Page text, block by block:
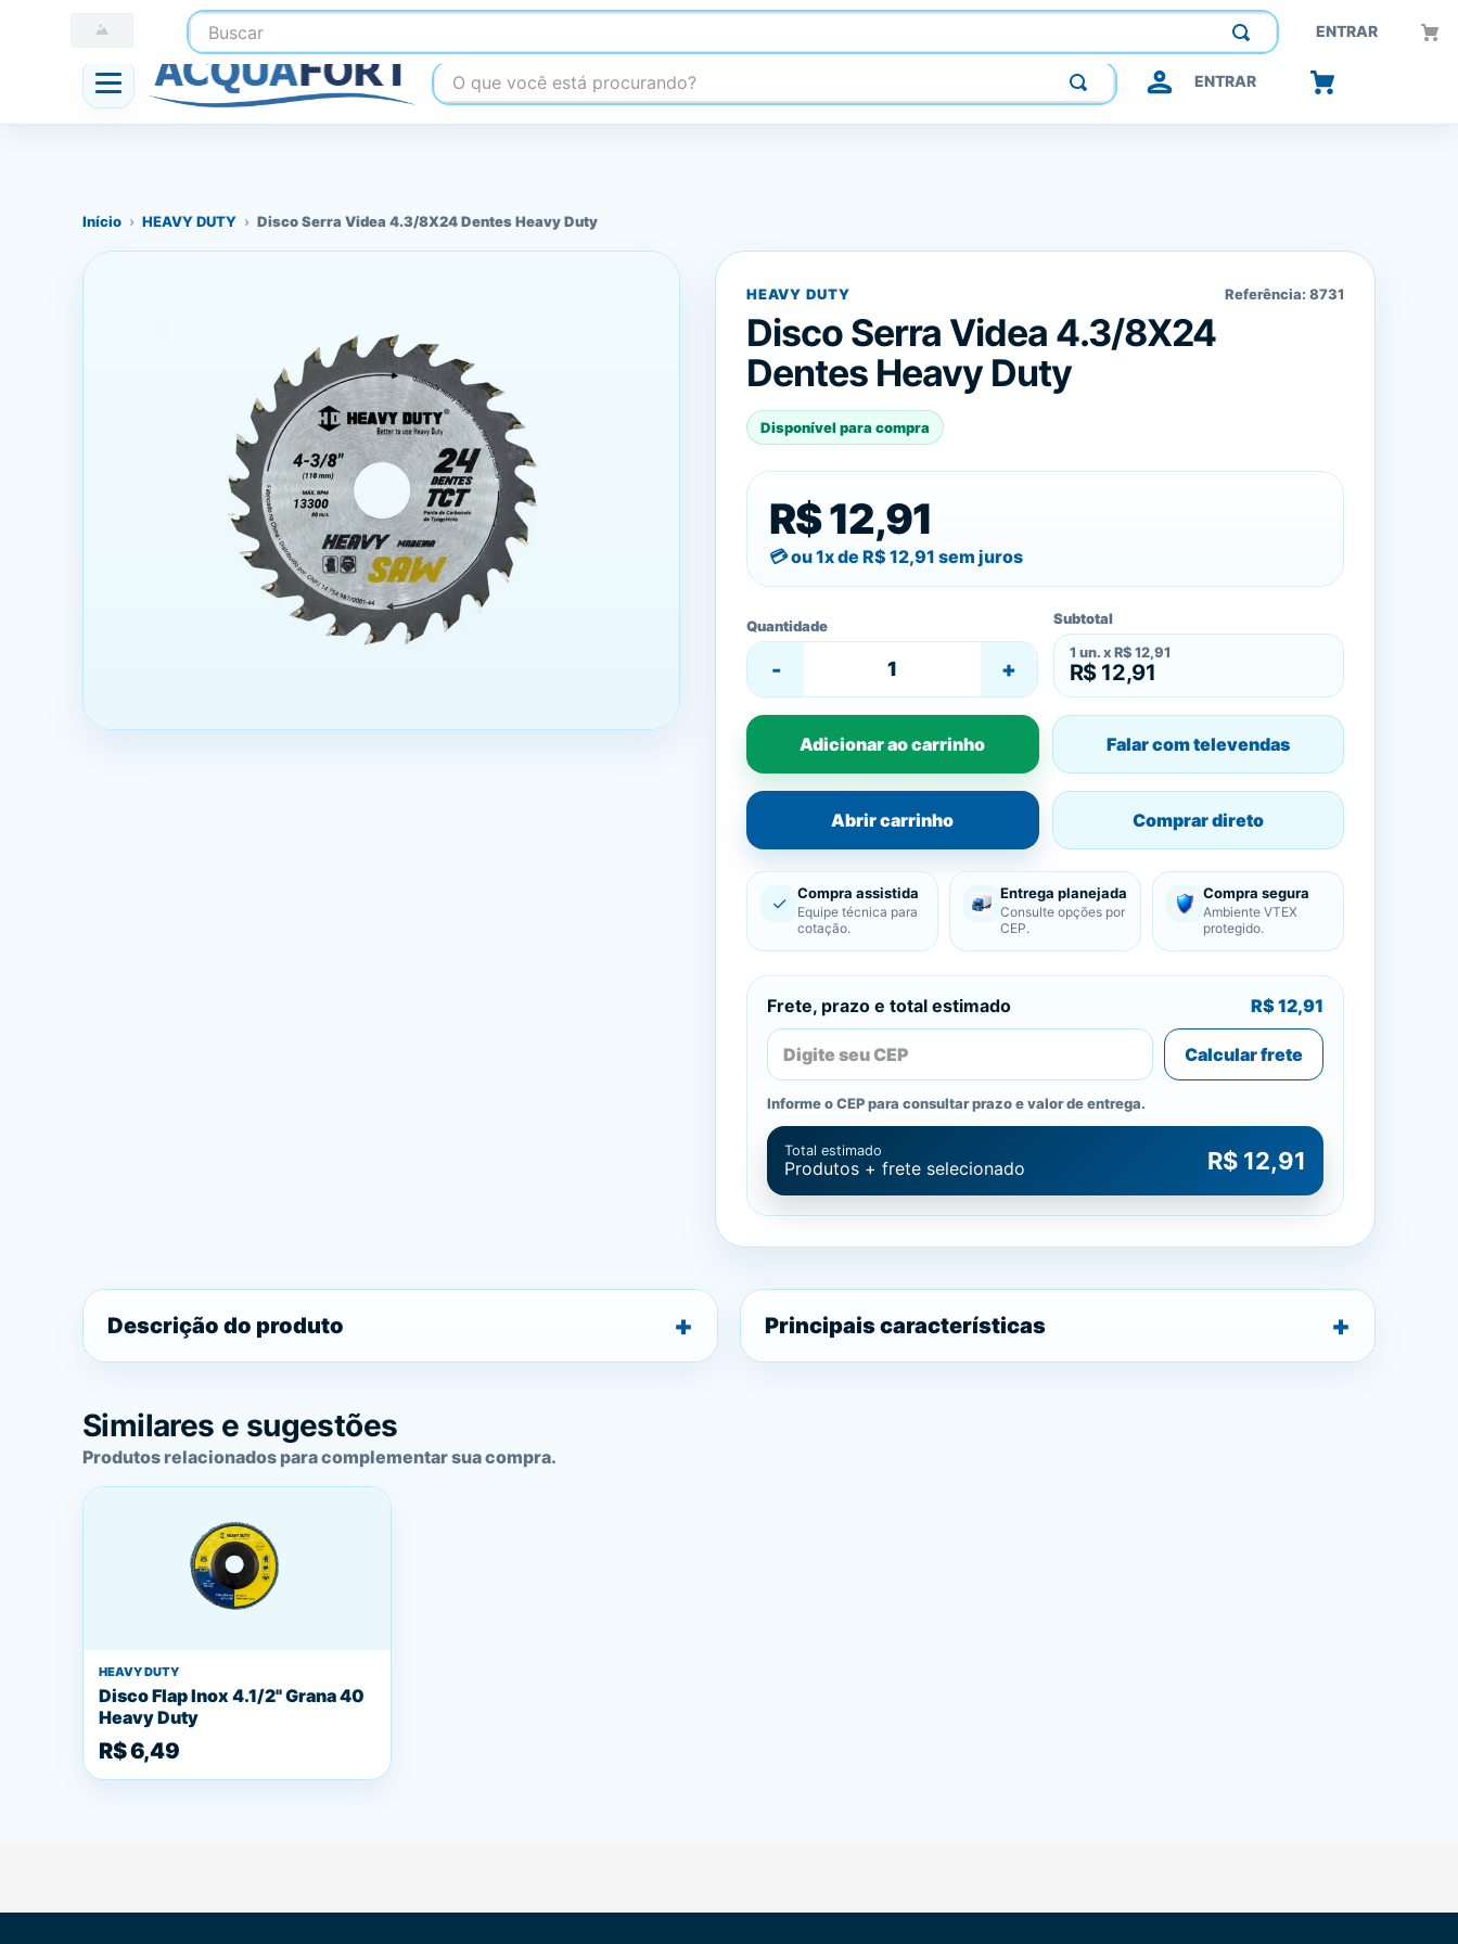
Buscar ENTRAR
☎ (41) 3247-1199 Construindo confiança, inovando o futuro.
O que você está procurando? ENTRAR
Início › HEAVY DUTY › Disco Serra Videa 4.3/8X24 Dentes Heavy Duty
HEAVY DUTY Referência: 8731
Disco Serra Videa 4.3/8X24
Dentes Heavy Duty
Disponível para compra
R$ 12,91
ou 1x de R$ 12,91 sem juros
Quantidade
- +
Subtotal
1 un. x R$ 12,91
R$ 12,91
Adicionar ao carrinho Falar com televendas
Abrir carrinho Comprar direto
✓ Compra assistida
Equipe técnica para
cotação.
Entrega planejada
Consulte opções por
CEP.
Compra segura
Ambiente VTEX
protegido.
Frete, prazo e total estimado R$ 12,91
Calcular frete
Informe o CEP para consultar prazo e valor de entrega.
Total estimado
Produtos + frete selecionado R$ 12,91
Descrição do produto Principais características
Similares e sugestões
Produtos relacionados para complementar sua compra.
HEAVY DUTY
Disco Flap Inox 4.1/2" Grana 40
Heavy Duty
R$ 6,49